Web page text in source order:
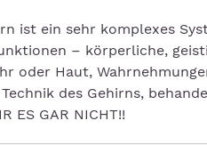
ist ein sehr komplexes
– körperliche,
oder Haut,
des Gehirns,
ES GAR NICHT!!